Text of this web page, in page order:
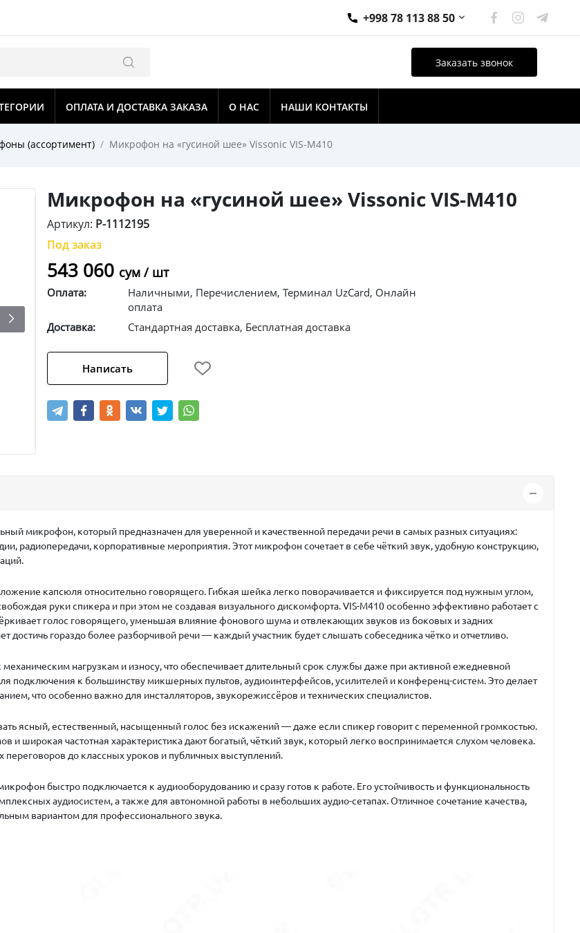
+998 78 113 88 50
Заказать звонок
ОПЛАТА И ДОСТАВКА ЗАКАЗА О НАС НАШИ КОНТАКТЫ
(ассортимент) Микрофон на «гусиной шее» Vissonic VIS-M410
Микрофон на «гусиной шее» Vissonic VIS-M410
Артикул: P-1112195
Под заказ
543 060 сум / шт
Оплата:
Наличными, Перечислением, Терминал UzCard, Онлайн
оплата
Доставка:
Стандартная доставка, Бесплатная доставка
Написать
микрофон, который предназначен для уверенной и качественной передачи речи в самых разных ситуациях:
радиопередачи, корпоративные мероприятия. Этот микрофон сочетает в себе чёткий звук, удобную конструкцию,
капсюля относительно говорящего. Гибкая шейка легко поворачивается и фиксируется под нужным углом,
руки спикера и при этом не создавая визуального дискомфорта. VIS-M410 особенно эффективно работает с
голос говорящего, уменьшая влияние фонового шума и отвлекающих звуков из боковых и задних
достичь гораздо более разборчивой речи — каждый участник будет слышать собеседника чётко и отчетливо.
нагрузкам и износу, что обеспечивает длительный срок службы даже при активной ежедневной
подключения к большинству микшерных пультов, аудиоинтерфейсов, усилителей и конференц-систем. Это делает
что особенно важно для инсталляторов, звукорежиссёров и технических специалистов.
ясный, естественный, насыщенный голос без искажений — даже если спикер говорит с переменной громкостью.
широкая частотная характеристика дают богатый, чёткий звук, который легко воспринимается слухом человека.
до классных уроков и публичных выступлений.
быстро подключается к аудиооборудованию и сразу готов к работе. Его устойчивость и функциональность
аудиосистем, а также для автономной работы в небольших аудио-сетапах. Отличное сочетание качества,
вариантом для профессионального звука.